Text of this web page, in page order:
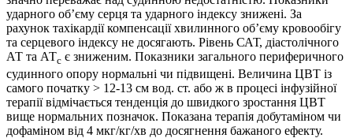
ударного об’єму серця та ударного індексу знижені. За
рахунок тахікардії компенсації хвилинного об’єму кровообігу
та серцевого індексу не досягають. Рівень САТ, діастолічного
АТ та АТс є зниженим. Показники загального периферичного
судинного опору нормальні чи підвищені. Величина ЦВТ із
самого початку > 12-13 см вод. ст. або ж в процесі інфузійної
терапії відмічається тенденція до швидкого зростання ЦВТ
вище нормальних позначок. Показана терапія добутаміном чи
дофаміном від 4 мкг/кг/хв до досягнення бажаного ефекту.